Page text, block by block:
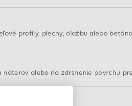
profily, plechy, dlažbu alebo
alebo na zdrsnenie povrchu